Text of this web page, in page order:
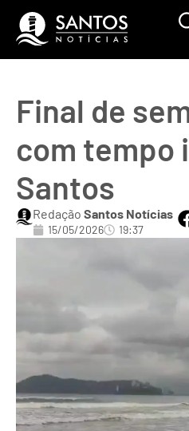
Final de
com tempo
Santos
Redação Santos Notícias
15/05/2026 19:37